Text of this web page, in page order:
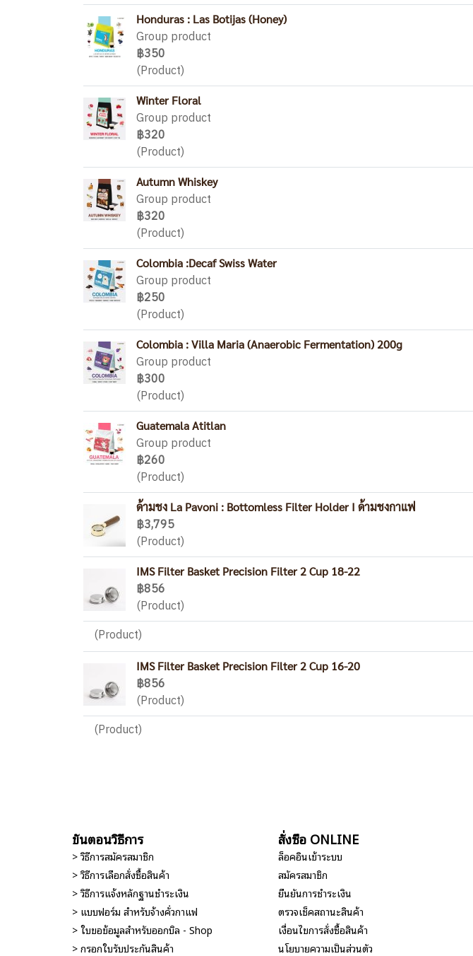
Honduras : Las Botijas (Honey)
Group product
฿350
(Product)
Winter Floral
Group product
฿320
(Product)
Autumn Whiskey
Group product
฿320
(Product)
Colombia :Decaf Swiss Water
Group product
฿250
(Product)
Colombia : Villa Maria (Anaerobic Fermentation) 200g
Group product
฿300
(Product)
Guatemala Atitlan
Group product
฿260
(Product)
ด้ามชง La Pavoni : Bottomless Filter Holder I ด้ามชงกาแฟ
฿3,795
(Product)
IMS Filter Basket Precision Filter 2 Cup 18-22
฿856
(Product)
(Product)
IMS Filter Basket Precision Filter 2 Cup 16-20
฿856
(Product)
(Product)
ขั้นตอนวิธีการ
> วิธีการสมัครสมาชิก
> วิธีการเลือกสั่งซื้อสินค้า
> วิธีการแจ้งหลักฐานชำระเงิน
> แบบฟอร์ม สำหรับจ้างคั่วกาแฟ
> ใบขอข้อมูลสำหรับออกบิล - Shop
> กรอกใบรับประกันสินค้า
สั่งซื้อ ONLINE
ล็อคอินเข้าระบบ
สมัครสมาชิก
ยืนยันการชำระเงิน
ตรวจเช็คสถานะสินค้า
เงื่อนไขการสั่งซื้อสินค้า
นโยบายความเป็นส่วนตัว